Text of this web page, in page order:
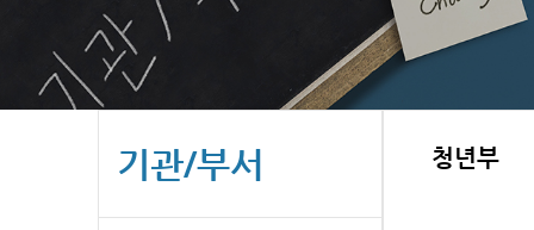
기관/부서 청년부